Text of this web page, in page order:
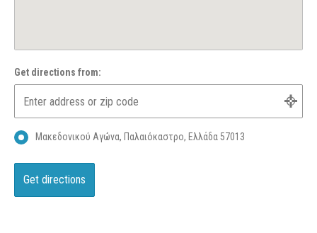
Get directions from:
Μακεδονικού Αγώνα, Παλαιόκαστρο, Ελλάδα 57013